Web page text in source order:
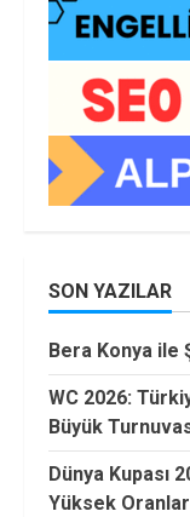
SON YAZILAR
Bera Konya ile
WC 2026:
Büyük
Dünya Kupası
Yüksek